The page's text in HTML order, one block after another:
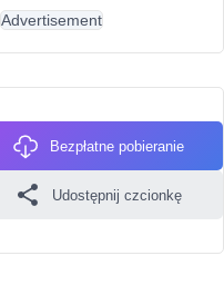
Advertisement
Bezpłatne pobieranie
Udostępnij czcionkę